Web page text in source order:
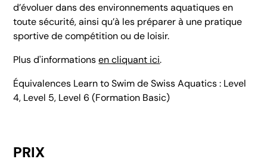
d’évoluer dans des environnements aquatiques en
toute sécurité, ainsi qu’à les préparer à une pratique
sportive de compétition ou de loisir.
Plus d'informationsen cliquant ici.
Équivalences Learn to Swim de Swiss Aquatics : Level
4, Level 5, Level 6 (Formation Basic)
PRIX